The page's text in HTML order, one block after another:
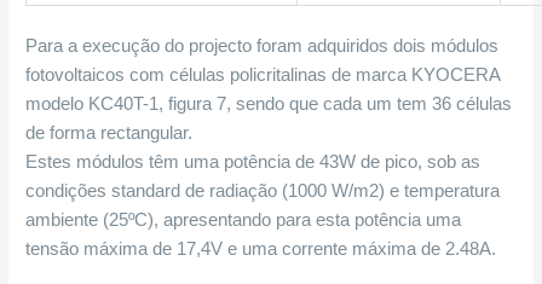
Para a execução do projecto foram adquiridos dois módulos
fotovoltaicos com células policritalinas de marca KYOCERA
modelo KC40T-1, figura 7, sendo que cada um tem 36 células
de forma rectangular.
Estes módulos têm uma potência de 43W de pico, sob as
condições standard de radiação (1000 W/m2) e temperatura
ambiente (25ºC), apresentando para esta potência uma
tensão máxima de 17,4V e uma corrente máxima de 2.48A.